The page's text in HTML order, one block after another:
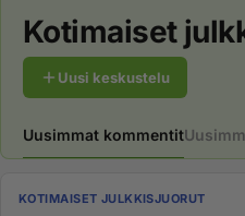
Kotimaiset
Uusi keskustelu
Uusimmat kommentit
KOTIMAISET JULKKISJUORUT